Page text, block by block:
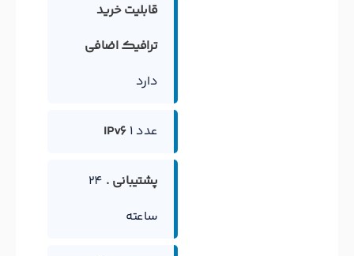
قابلیت خرید
ترافیک اضافی
دارد
IPv6 1 عدد
پشتیبانی . 24
ساعته